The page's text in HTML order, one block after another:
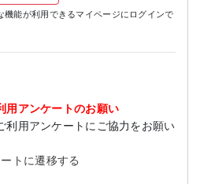
機能が利用できるマイページにログインで
用アンケートのお願い
利用アンケートにご協力をお願い
トに遷移する